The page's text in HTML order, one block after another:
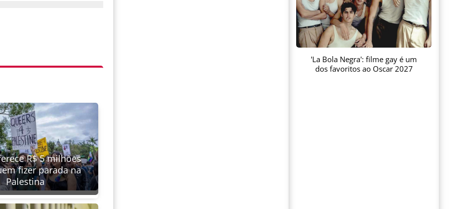
R$ 5 milhões
fizer parada na
Palestina
'La Bola Negra': filme gay é um
dos favoritos ao Oscar 2027